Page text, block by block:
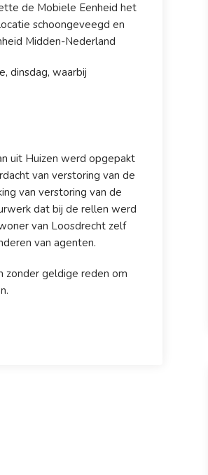
de Mobiele Eenheid het
schoongeveegd en
Midden-Nederland
dinsdag, waarbij
uit Huizen werd opgepakt
van verstoring van de
van verstoring van de
dat bij de rellen werd
van Loosdrecht zelf
van agenten.
zonder geldige reden om